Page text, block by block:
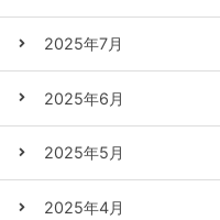
2025年7月
2025年6月
2025年5月
2025年4月